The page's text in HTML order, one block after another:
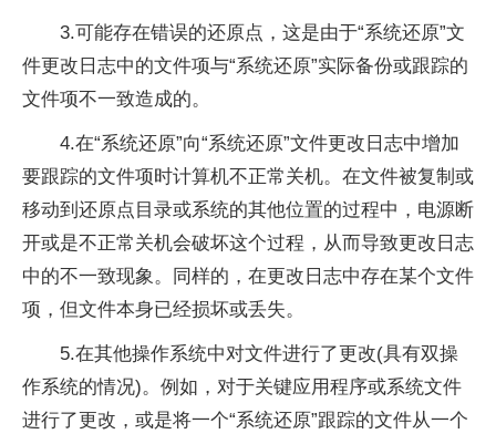
3.可能存在错误的还原点，这是由于“系统还原”文
件更改日志中的文件项与“系统还原”实际备份或跟踪的
文件项不一致造成的。
4.在“系统还原”向“系统还原”文件更改日志中增加
要跟踪的文件项时计算机不正常关机。在文件被复制或
移动到还原点目录或系统的其他位置的过程中，电源断
开或是不正常关机会破坏这个过程，从而导致更改日志
中的不一致现象。同样的，在更改日志中存在某个文件
项，但文件本身已经损坏或丢失。
5.在其他操作系统中对文件进行了更改(具有双操
作系统的情况)。例如，对于关键应用程序或系统文件
进行了更改，或是将一个“系统还原”跟踪的文件从一个